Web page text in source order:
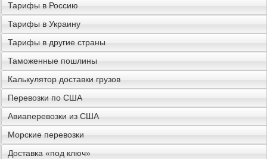
Тарифы в Россию
Тарифы в Украину
Тарифы в другие страны
Таможенные пошлины
Калькулятор доставки грузов
Перевозки по США
Авиаперевозки из США
Морские перевозки
Доставка «под ключ»